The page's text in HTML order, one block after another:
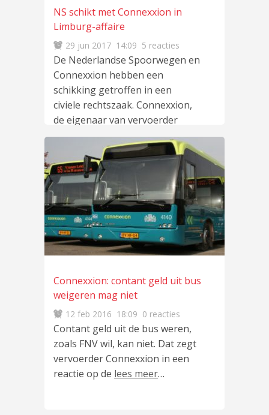
NS schikt met Connexxion in
Limburg-affaire
29 jun 2017 14:09 5 reacties
De Nederlandse Spoorwegen en
Connexxion hebben een
schikking getroffen in een
civiele rechtszaak. Connexxion,
de eigenaar van vervoerder
Veolia, eiste vanwege delees
Connexxion: contant geld uit bus
weigeren mag niet
12 feb 2016 18:09 0 reacties
Contant geld uit de bus weren,
zoals FNV wil, kan niet. Dat zegt
vervoerder Connexxion in een
reactie op de lees meer…